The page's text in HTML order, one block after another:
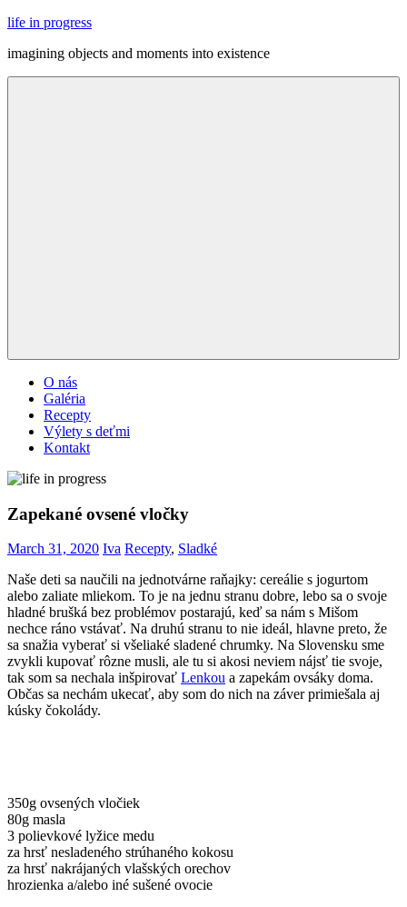
Skip
content
life in progress
imagining objects and moments into existence
O nás
Galéria
Recepty
Výlety s deťmi
Kontakt
Zapekané ovsené vločky
March 31, 2020 Iva Recepty, Sladké
Naše deti sa naučili na jednotvárne raňajky: cereálie s jogurtom
alebo zaliate mliekom. To je na jednu stranu dobre, lebo sa o svoje
hladné brušká bez problémov postarajú, keď sa nám s Mišom
nechce ráno vstávať. Na druhú stranu to nie ideál, hlavne preto, že
sa snažia vyberať si všeliaké sladené chrumky. Na Slovensku sme
zvykli kupovať rôzne musli, ale tu si akosi neviem nájsť tie svoje,
tak som sa nechala inšpirovať Lenkou a zapekám ovsáky doma.
Občas sa nechám ukecať, aby som do nich na záver primiešala aj
kúsky čokolády.
350g ovsených vločiek
80g masla
3 polievkové lyžice medu
za hrsť nesladeného strúhaného kokosu
za hrsť nakrájaných vlašských orechov
hrozienka a/alebo iné sušené ovocie